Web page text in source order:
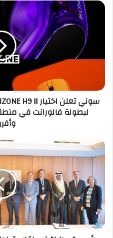
لبطولة فالورانت في